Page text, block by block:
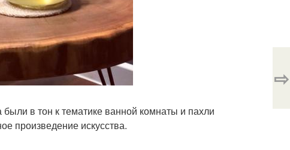
в тон к тематике ванной комнаты и пахли
произведение искусства.
⇨